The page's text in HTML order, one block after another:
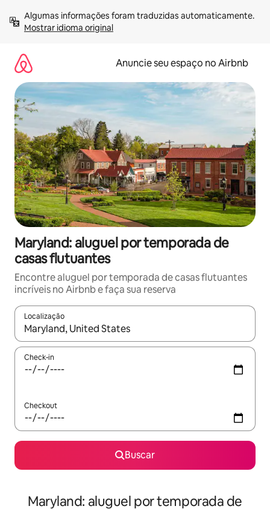
para
Mostrar idioma original
Anuncie seu espaço no Airbnb
Maryland: aluguel por temporada de
casas flutuantes
Encontre aluguel por temporada de casas flutuantes
incríveis no Airbnb e faça sua reserva
Localização
Quando os resultados estiverem disponíveis, explore-os
Check-in
Checkout
Buscar
Maryland: aluguel por temporada de